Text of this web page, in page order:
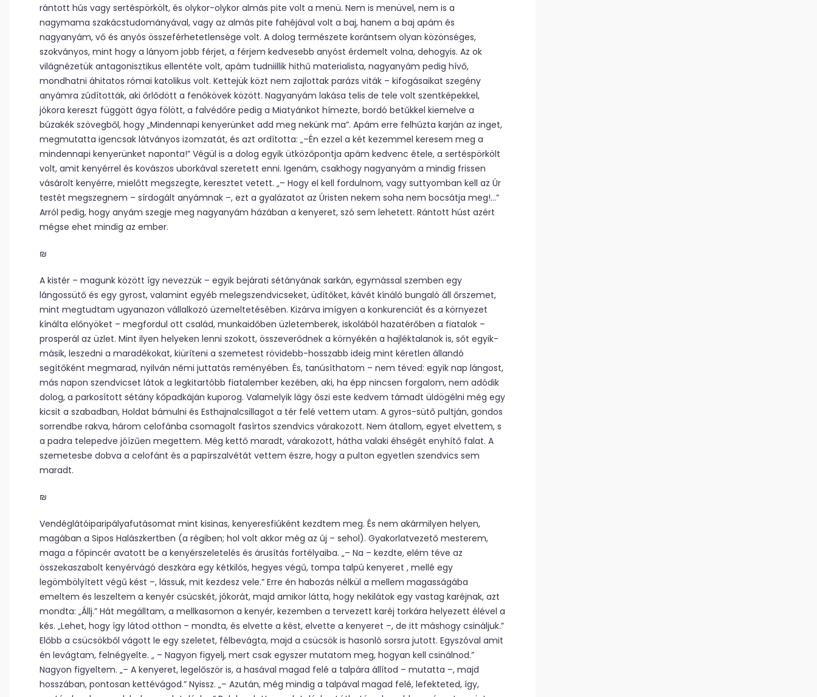
rántott hús vagy sertéspörkölt, és olykor-olykor almás pite volt a menü. Nem is menüvel, nem is a
nagymama szakácstudományával, vagy az almás pite fahéjával volt a baj, hanem a baj apám és
nagyanyám, vő és anyós összeférhetetlensége volt. A dolog természete korántsem olyan közönséges,
szokványos, mint hogy a lányom jobb férjet, a férjem kedvesebb anyóst érdemelt volna, dehogyis. Az ok
világnézetük antagonisztikus ellentéte volt, apám tudniillik hithű materialista, nagyanyám pedig hívő,
mondhatni áhitatos római katolikus volt. Kettejük közt nem zajlottak parázs viták – kifogásaikat szegény
anyámra zúdították, aki őrlődött a fenőkövek között. Nagyanyám lakása telis de tele volt szentképekkel,
jókora kereszt függött ágya fölött, a falvédőre pedig a Miatyánkot hímezte, bordó betűkkel kiemelve a
búzakék szövegből, hogy „Mindennapi kenyerünket add meg nekünk ma”. Apám erre felhúzta karján az inget,
megmutatta igencsak látványos izomzatát, és azt ordította: „–Én ezzel a két kezemmel keresem meg a
mindennapi kenyerünket naponta!” Végül is a dolog egyik ütközőpontja apám kedvenc étele, a sertéspörkölt
volt, amit kenyérrel és kovászos uborkával szeretett enni. Igenám, csakhogy nagyanyám a mindig frissen
vásárolt kenyérre, mielőtt megszegte, keresztet vetett. „– Hogy el kell fordulnom, vagy suttyomban kell az Úr
testét megszegnem – sírdogált anyámnak –, ezt a gyalázatot az Úristen nekem soha nem bocsátja meg!…”
Arról pedig, hogy anyám szegje meg nagyanyám házában a kenyeret, szó sem lehetett. Rántott húst azért
mégse ehet mindig az ember.
₪
A kistér – magunk között így nevezzük – egyik bejárati sétányának sarkán, egymással szemben egy
lángossütő és egy gyrost, valamint egyéb melegszendvicseket, üdítőket, kávét kínáló bungaló áll őrszemet,
mint megtudtam ugyanazon vállalkozó üzemeltetésében. Kizárva imígyen a konkurenciát és a környezet
kínálta előnyöket – megfordul ott család, munkaidőben üzletemberek, iskolából hazatérőben a fiatalok –
prosperál az üzlet. Mint ilyen helyeken lenni szokott, összeverődnek a környékén a hajléktalanok is, sőt egyik-
másik, leszedni a maradékokat, kiüríteni a szemetest rövidebb-hosszabb ideig mint kéretlen állandó
segítőként megmarad, nyilván némi juttatás reményében. És, tanúsíthatom – nem téved: egyik nap lángost,
más napon szendvicset látok a legkitartóbb fiatalember kezében, aki, ha épp nincsen forgalom, nem adódik
dolog, a parkosított sétány kőpadkáján kuporog. Valamelyik lágy őszi este kedvem támadt üldögélni még egy
kicsit a szabadban, Holdat bámulni és Esthajnalcsillagot a tér felé vettem utam. A gyros-sütő pultján, gondos
sorrendbe rakva, három celofánba csomagolt fasírtos szendvics várakozott. Nem átallom, egyet elvettem, s
a padra telepedve jóízűen megettem. Még kettő maradt, várakozott, hátha valaki éhségét enyhítő falat. A
szemetesbe dobva a celofánt és a papírszalvétát vettem észre, hogy a pulton egyetlen szendvics sem
maradt.
₪
Vendéglátóiparipályafutásomat mint kisinas, kenyeresfiúként kezdtem meg. És nem akármilyen helyen,
magában a Sipos Halászkertben (a régiben; hol volt akkor még az új – sehol). Gyakorlatvezető mesterem,
maga a főpincér avatott be a kenyérszeletelés és árusítás fortélyaiba. „– Na – kezdte, elém téve az
összekaszabolt kenyérvágó deszkára egy kétkilós, hegyes végű, tompa talpú kenyeret , mellé egy
legömbölyített végű kést –, lássuk, mit kezdesz vele.” Erre én habozás nélkül a mellem magasságába
emeltem és leszeltem a kenyér csücskét, jókorát, majd amikor látta, hogy nekilátok egy vastag karéjnak, azt
mondta: „Állj.” Hát megálltam, a mellkasomon a kenyér, kezemben a tervezett karéj torkára helyezett élével a
kés. „Lehet, hogy így látod otthon – mondta, és elvette a kést, elvette a kenyeret –, de itt máshogy csináljuk.”
Előbb a csücsökből vágott le egy szeletet, félbevágta, majd a csücsök is hasonló sorsra jutott. Egyszóval amit
én levágtam, felnégyelte. „ – Nagyon figyelj, mert csak egyszer mutatom meg, hogyan kell csinálnod.”
Nagyon figyeltem. „– A kenyeret, legelőször is, a hasával magad felé a talpára állítod – mutatta –, majd
hosszában, pontosan kettévágod.” Nyissz. „– Azután, még mindig a talpával magad felé, lefekteted, így,